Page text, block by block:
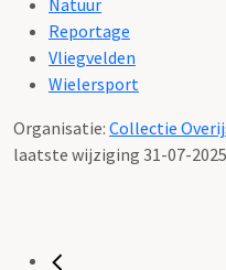
Reportage
Vliegvelden
Wielersport
Organisatie: Collectie
laatste wijziging 31-07-2025